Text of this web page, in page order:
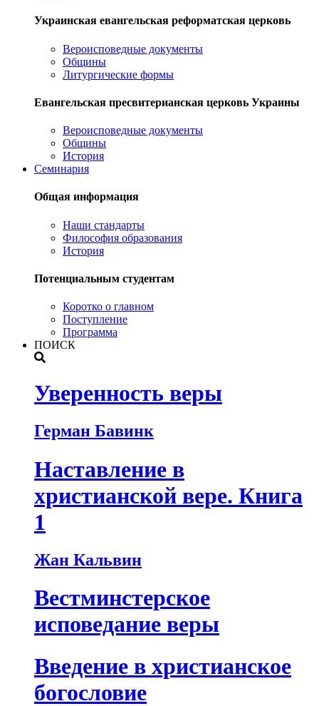
Украинская евангельская реформатская церковь
Вероисповедные документы
Общины
Литургические формы
Евангельская пресвитерианская церковь Украины
Вероисповедные документы
Общины
История
Семинария
Общая информация
Наши стандарты
Философия образования
История
Потенциальным студентам
Коротко о главном
Поступление
Программа
ПОИСК
Уверенность веры
Герман Бавинк
Наставление в
христианской вере. Книга
1
Жан Кальвин
Вестминстерское
исповедание веры
Введение в христианское
богословие